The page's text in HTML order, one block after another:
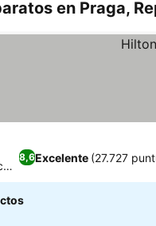
en Praga,
8,6Excelente (27.727